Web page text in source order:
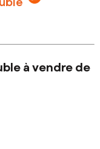
à vendre de
composé de 2